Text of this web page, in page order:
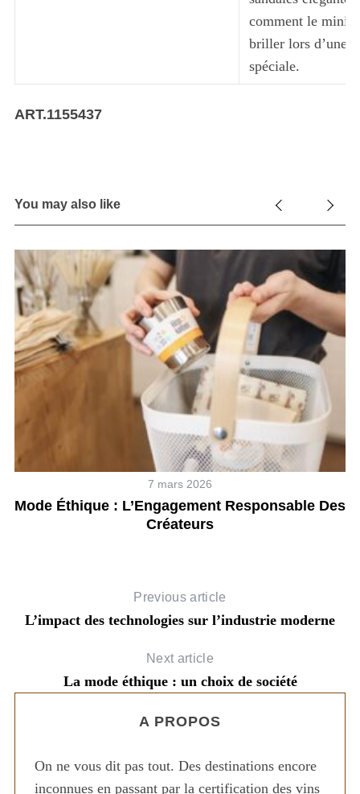
comment le
briller lors d’une
spéciale.
ART.1155437
You may also like
7 mars 2026
Mode Éthique : L’Engagement Responsable Des
Créateurs
Previous article
L’impact des technologies sur l’industrie moderne
Next article
La mode éthique : un choix de société
A PROPOS
On ne vous dit pas tout. Des destinations encore
inconnues en passant par la certification des vins